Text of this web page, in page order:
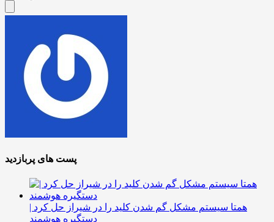
پست های پربازدید
همتا سیستم مشکل گم شدن کلید را در شیراز حل کرد |
دستگیره هوشمند